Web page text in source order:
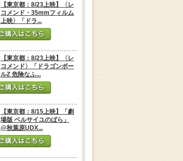
【東京都：8/23上映】〈レ
コメンド・35mmフィルム
上映〉「ドラ...
【東京都：8/23上映】〈レ
コメンド〉「ドラゴンボー
ルZ 危険なふ...
【東京都：8/15上映】「劇
場版 ベルサイユのばら」
@秋葉原UDX...